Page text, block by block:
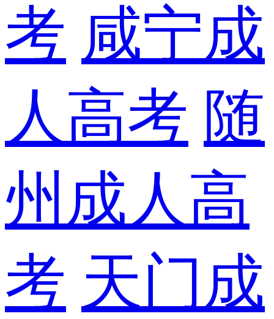
考 咸宁成
人高考 随
州成人高
考 天门成